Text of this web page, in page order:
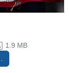
1.9 MB